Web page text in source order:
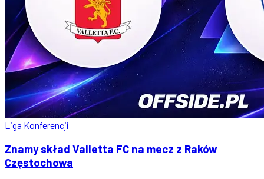
Liga Konferencji
Znamy skład Valletta FC na mecz z Raków
Częstochowa